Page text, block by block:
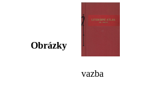
Obrázky
vazba